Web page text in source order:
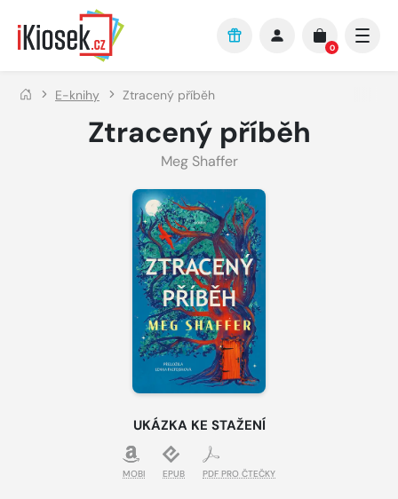
Přejít na hlavní obsah
0
E-knihy Ztracený příběh
Ztracený příběh
Meg Shaffer
UKÁZKA KE STAŽENÍ
MOBI EPUB PDF PRO ČTEČKY